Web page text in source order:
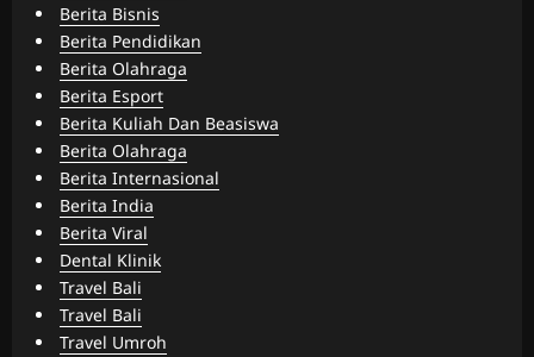
Berita Bisnis
Berita Pendidikan
Berita Olahraga
Berita Esport
Berita Kuliah Dan Beasiswa
Berita Olahraga
Berita Internasional
Berita India
Berita Viral
Dental Klinik
Travel Bali
Travel Bali
Travel Umroh